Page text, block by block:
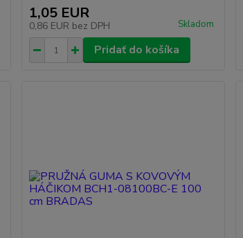
1,05 EUR
0,86 EUR bez DPH Skladom
Pridať do košíka